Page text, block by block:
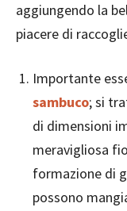
aggiungendo la
piacere di
Importante
sambuco; si
di dimensioni
meravigliosa
formazione di
possono